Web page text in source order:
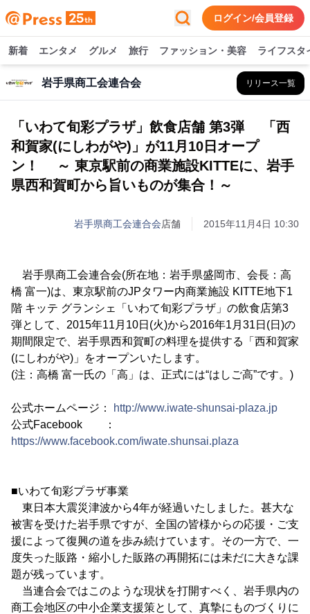
ログイン/会員登録
新着 エンタメ グルメ 旅行 ファッション・美容 ライフスタ
岩手県商工会連合会 リリース一覧
「いわて旬彩プラザ」飲食店舗 第3弾 「西
和賀家(にしわがや)」が11月10日オープ
ン！ ～ 東京駅前の商業施設KITTEに、岩手
県西和賀町から旨いものが集合！～
岩手県商工会連合会店舗 2015年11月4日 10:30
岩手県商工会連合会(所在地：岩手県盛岡市、会長：高
橋 富一)は、東京駅前のJPタワー内商業施設 KITTE地下1
階 キッテ グランシェ「いわて旬彩プラザ」の飲食店第3
弾として、2015年11月10日(火)から2016年1月31日(日)の
期間限定で、岩手県西和賀町の料理を提供する「西和賀家
(にしわがや)」をオープンいたします。
(注：高橋 富一氏の「高」は、正式には“はしご高”です。)
公式ホームページ：
http://www.iwate-shunsai-plaza.jp
公式Facebook ：
https://www.facebook.com/iwate.shunsai.plaza
■いわて旬彩プラザ事業
東日本大震災津波から4年が経過いたしました。甚大な
被害を受けた岩手県ですが、全国の皆様からの応援・ご支
援によって復興の道を歩み続けています。その一方で、一
度失った販路・縮小した販路の再開拓には未だに大きな課
題が残っています。
当連合会ではこのような現状を打開すべく、岩手県内の
商工会地区の中小企業支援策として、真摯にものづくりに